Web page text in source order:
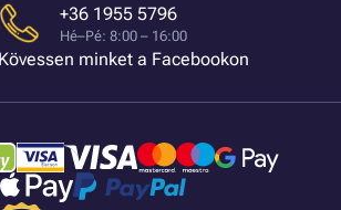
+36 1955 5796
Hé–Pé: 8:00 – 16:00
Kövessen minket a Facebookon